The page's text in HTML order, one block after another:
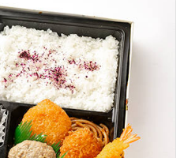
えないくらいサクサクだっ
影
12/26